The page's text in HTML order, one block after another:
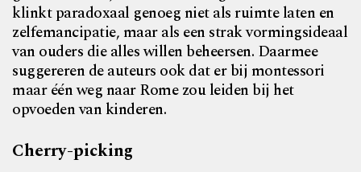
klinkt paradoxaal genoeg niet als ruimte laten en
zelfemancipatie, maar als een strak vormingsideaal
van ouders die alles willen beheersen. Daarmee
suggereren de auteurs ook dat er bij montessori
maar één weg naar Rome zou leiden bij het
opvoeden van kinderen.
Cherry-picking